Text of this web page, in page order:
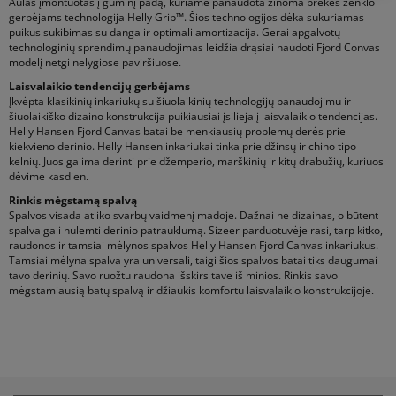
gerbėjams technologija Helly Grip™. Šios technologijos dėka sukuriamas
puikus sukibimas su danga ir optimali amortizacija. Gerai apgalvotų
technologinių sprendimų panaudojimas leidžia drąsiai naudoti Fjord Convas
modelį netgi nelygiose paviršiuose.
Laisvalaikio tendencijų gerbėjams
Įkvėpta klasikinių inkariukų su šiuolaikinių technologijų panaudojimu ir
šiuolaikiško dizaino konstrukcija puikiausiai įsilieja į laisvalaikio tendencijas.
Helly Hansen Fjord Canvas batai be menkiausių problemų derės prie
kiekvieno derinio. Helly Hansen inkariukai tinka prie džinsų ir chino tipo
kelnių. Juos galima derinti prie džemperio, marškinių ir kitų drabužių, kuriuos
dėvime kasdien.
Rinkis mėgstamą spalvą
Spalvos visada atliko svarbų vaidmenį madoje. Dažnai ne dizainas, o būtent
spalva gali nulemti derinio patrauklumą. Sizeer parduotuvėje rasi, tarp kitko,
raudonos ir tamsiai mėlynos spalvos Helly Hansen Fjord Canvas inkariukus.
Tamsiai mėlyna spalva yra universali, taigi šios spalvos batai tiks daugumai
tavo derinių. Savo ruožtu raudona išskirs tave iš minios. Rinkis savo
mėgstamiausią batų spalvą ir džiaukis komfortu laisvalaikio konstrukcijoje.